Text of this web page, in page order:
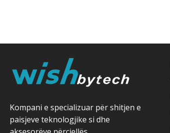
Kompani e specializuar për shitjen e
paisjeve teknologjike si dhe